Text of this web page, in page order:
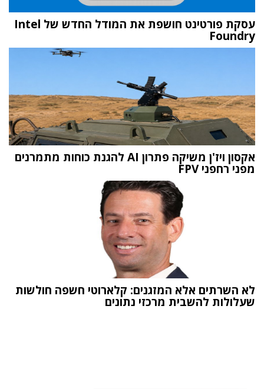
עסקת פורטינט חושפת את המודל החדש של Intel
Foundry
אקסון ויז'ן משיקה פתרון AI להגנת כוחות מתמרנים
מפני רחפני FPV
לא השרתים אלא המזגנים: קלארוטי חשפה חולשות
שעלולות להשבית מרכזי נתונים